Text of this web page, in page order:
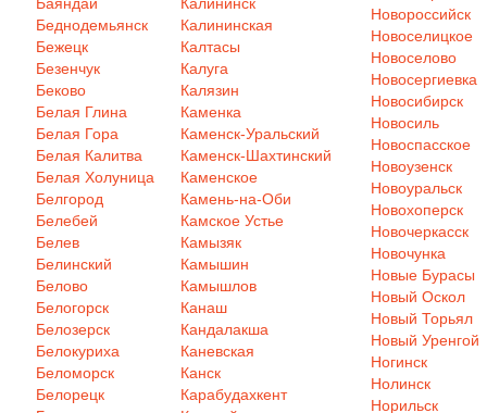
Беднодемьянск
Бежецк
Безенчук
Беково
Белая Глина
Белая Гора
Белая Калитва
Белая Холуница
Белгород
Белебей
Белев
Белинский
Белово
Белогорск
Белозерск
Белокуриха
Беломорск
Белорецк
Калининская
Калтасы
Калуга
Калязин
Каменка
Каменск-Уральский
Каменск-Шахтинский
Каменское
Камень-на-Оби
Камское Устье
Камызяк
Камышин
Камышлов
Канаш
Кандалакша
Каневская
Канск
Карабудахкент
Новороссийск
Новоселицкое
Новоселово
Новосергиевка
Новосибирск
Новосиль
Новоспасское
Новоузенск
Новоуральск
Новохоперск
Новочеркасск
Новочунка
Новые Бурасы
Новый Оскол
Новый Торьял
Новый Уренгой
Ногинск
Нолинск
Норильск